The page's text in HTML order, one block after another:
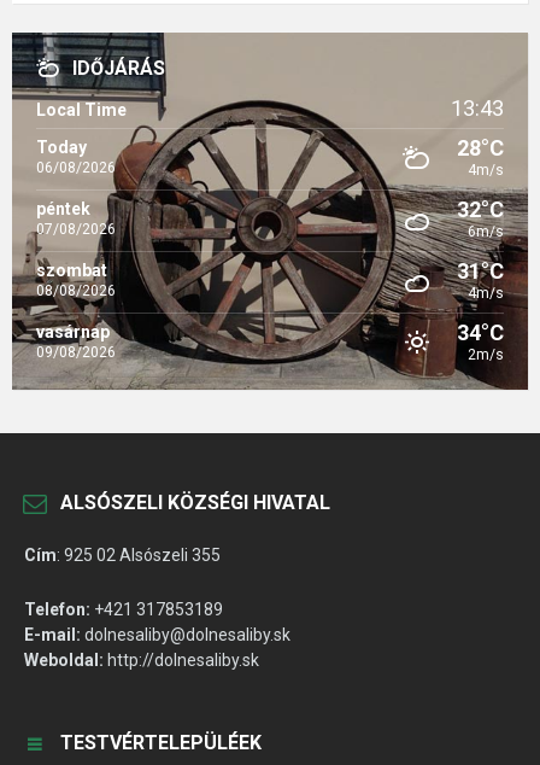
IDŐJÁRÁS
Local Time 13:43
Today
06/08/2026
28°C
4m/s
péntek
07/08/2026
32°C
6m/s
szombat
08/08/2026
31°C
4m/s
vasárnap
09/08/2026
34°C
2m/s
ALSÓSZELI KÖZSÉGI HIVATAL
Cím: 925 02 Alsószeli 355
Telefon: +421 317853189
E-mail: dolnesaliby@dolnesaliby.sk
Weboldal: http://dolnesaliby.sk
TESTVÉRTELEPÜLÉEK